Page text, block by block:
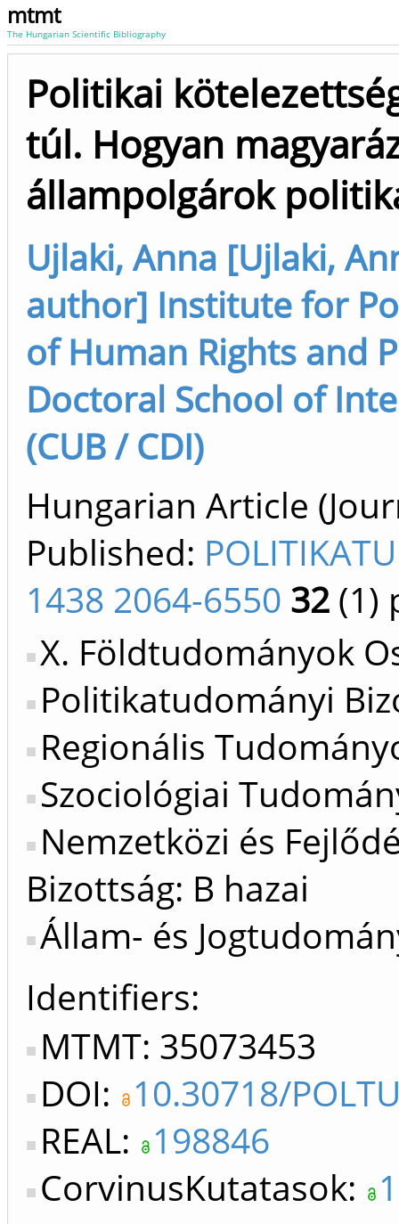
mtmt
The Hungarian Scientific Bibliography
Politikai
túl. Hogyan
állampolgárok
Ujlaki, Anna [Ujlaki,
author] Institute for
of Human Rights and
Doctoral School of
(CUB / CDI)
Hungarian Article
Published:
1438 2064-6550 32 (1)
X. Földtudományok
Politikatudományi
Regionális
Szociológiai
Nemzetközi és
Bizottság: B hazai
Állam- és
Identifiers
MTMT: 35073453
DOI: 10.30718/
REAL: 198846
CorvinusKutatasok: